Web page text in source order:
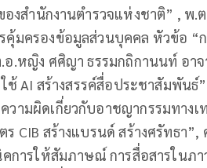
งสำนักงานตำรวจแห่งชาติ” , พ.
คุ้มครองข้อมูลส่วนบุคคล หัวข้อ “
.หญิง ศศิญา ธรรมกถิกานนท์ อา
AI สร้างสรรค์สื่อประชาสัมพันธ์
ามผิดเกี่ยวกับอาชญากรรมทางเ
CIB สร้างแบรนด์ สร้างศรัทธา
ารให้สัมภาษณ์ การสื่อสารในภา